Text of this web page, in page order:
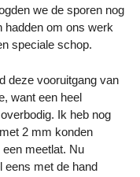
we de sporen nog
hadden om ons werk
speciale schop.
deze vooruitgang van
want een heel
Ik heb nog
2 mm konden
meetlat. Nu
eens met de hand